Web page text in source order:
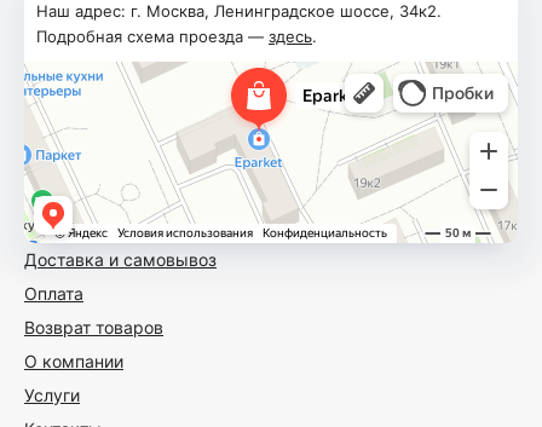
Доставка и самовывоз
Оплата
Возврат товаров
О компании
Услуги
Наш адрес: г. Москва, Ленинградское шоссе, 34к2.
Подробная схема проезда — здесь.